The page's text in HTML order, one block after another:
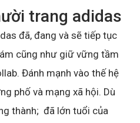
trang adidas
đã, đang và sẽ tiếp tục
cũng như giữ vững tầm
Đánh mạnh vào thế hệ
phố và mạng xã hội. Dù
thành; đã lớn tuổi của